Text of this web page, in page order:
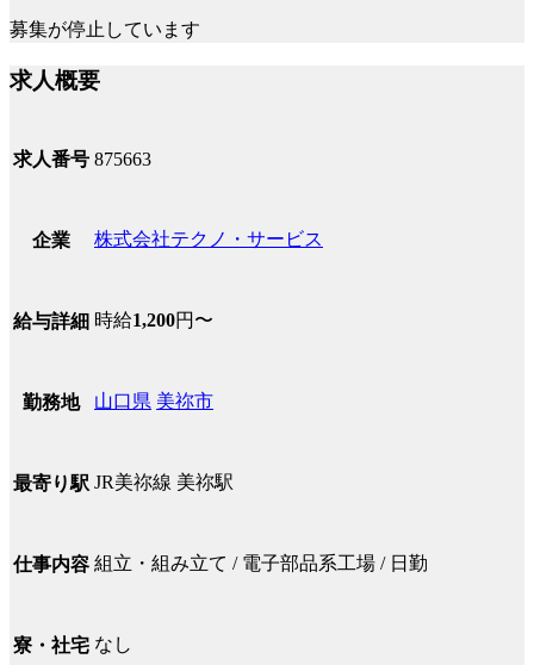
募集が停止しています
求人概要
求人番号 875663
企業 株式会社テクノ・サービス
給与詳細 時給1,200円〜
勤務地 山口県 美祢市
最寄り駅 JR美祢線 美祢駅
仕事内容 組立・組み立て / 電子部品系工場 / 日勤
寮・社宅 なし